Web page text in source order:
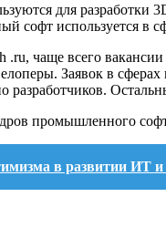
для разработки
софт используется
.ru, чаще всего
Заявок в
разработчиков.
промышленного
в развитии ИТ